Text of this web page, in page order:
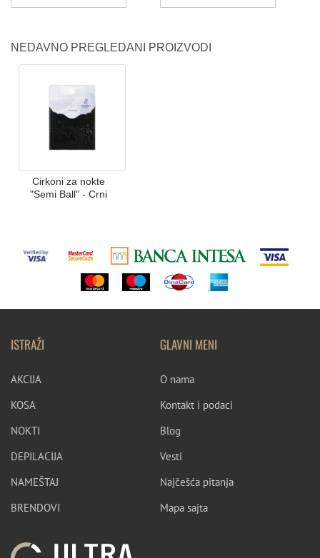
NEDAVNO PREGLEDANI PROIZVODI
Cirkoni za nokte
"Semi Ball" - Crni
ISTRAŽI
AKCIJA
KOSA
NOKTI
DEPILACIJA
NAMEŠTAJ
BRENDOVI
GLAVNI MENI
O nama
Kontakt i podaci
Blog
Vesti
Najčešća pitanja
Mapa sajta